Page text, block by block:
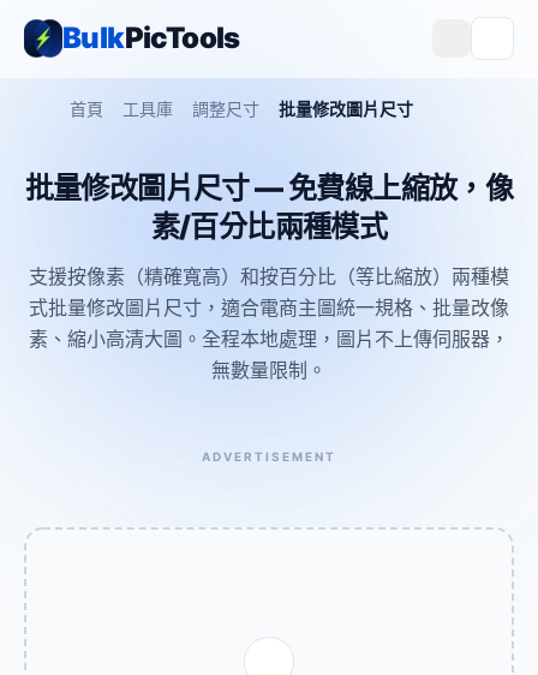
BulkPicTools
首頁 工具庫 調整尺寸 批量修改圖片尺寸
批量修改圖片尺寸 — 免費線上縮放，像
素/百分比兩種模式
支援按像素（精確寬高）和按百分比（等比縮放）兩種模
式批量修改圖片尺寸，適合電商主圖統一規格、批量改像
素、縮小高清大圖。全程本地處理，圖片不上傳伺服器，
無數量限制。
ADVERTISEMENT